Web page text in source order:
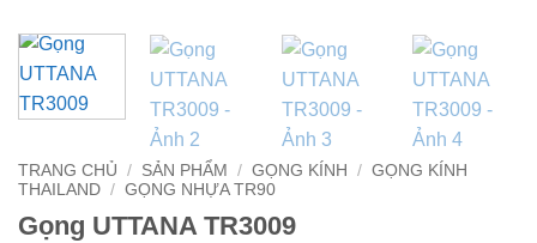
TRANG CHỦ / SẢN PHẨM / GỌNG KÍNH / GỌNG KÍNH
THAILAND / GỌNG NHỰA TR90
Gọng UTTANA TR3009